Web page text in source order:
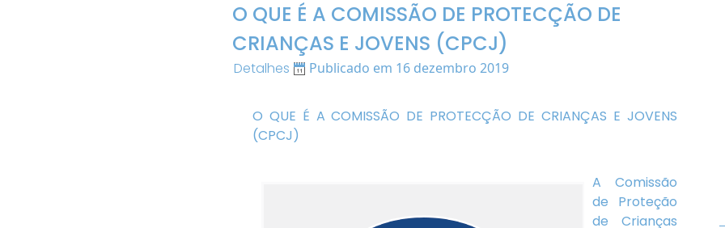
O QUE É A COMISSÃO DE PROTECÇÃO DE
CRIANÇAS E JOVENS (CPCJ)
Detalhes Publicado em 16 dezembro 2019
O QUE É A COMISSÃO DE PROTECÇÃO DE CRIANÇAS E JOVENS
(CPCJ)
A Comissão
de Proteção
de Crianças